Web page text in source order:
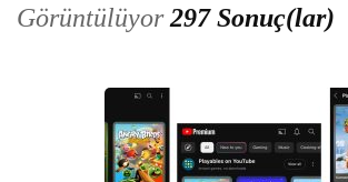
Görüntülüyor297 Sonuç(lar)